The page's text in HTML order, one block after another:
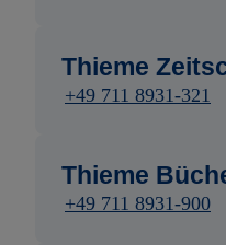
Thieme
+49 711 8931-321
Thieme
+49 711 8931-900